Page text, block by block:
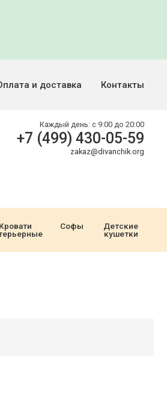
и доставка Контакты
Каждый день: с 9:00 до 20:00
+7 (499) 430-05-59
zakaz@divanchik.org
Кровати
Софы
Детские
кушетки